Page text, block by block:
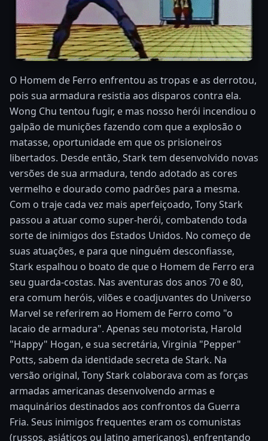
O Homem de Ferro enfrentou as tropas e as derrotou,
pois sua armadura resistia aos disparos contra ela.
Wong Chu tentou fugir, e mas nosso herói incendiou o
galpão de munições fazendo com que a explosão o
matasse, oportunidade em que os prisioneiros
libertados. Desde então, Stark tem desenvolvido novas
versões de sua armadura, tendo adotado as cores
vermelho e dourado como padrões para a mesma.
Com o traje cada vez mais aperfeiçoado, Tony Stark
passou a atuar como super-herói, combatendo toda
sorte de inimigos dos Estados Unidos. No começo de
suas atuações, e para que ninguém desconfiasse,
Stark espalhou o boato de que o Homem de Ferro era
seu guarda-costas. Nas aventuras dos anos 70 e 80,
era comum heróis, vilões e coadjuvantes do Universo
Marvel se referirem ao Homem de Ferro como "o
lacaio de armadura". Apenas seu motorista, Harold
"Happy" Hogan, e sua secretária, Virginia "Pepper"
Potts, sabem da identidade secreta de Stark. Na
versão original, Tony Stark colaborava com as forças
armadas americanas desenvolvendo armas e
maquinários destinados aos confrontos da Guerra
Fria. Seus inimigos frequentes eram os comunistas
(russos, asiáticos ou latino americanos), enfrentando